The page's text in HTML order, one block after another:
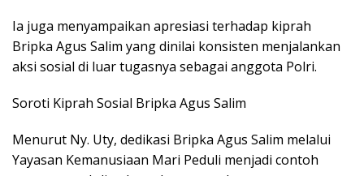
Ia juga menyampaikan apresiasi terhadap kiprah
Bripka Agus Salim yang dinilai konsisten menjalankan
aksi sosial di luar tugasnya sebagai anggota Polri.
Soroti Kiprah Sosial Bripka Agus Salim
Menurut Ny. Uty, dedikasi Bripka Agus Salim melalui
Yayasan Kemanusiaan Mari Peduli menjadi contoh